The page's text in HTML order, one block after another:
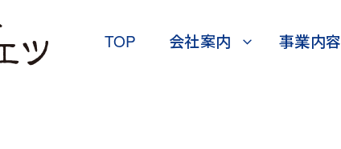
TOP 会社案内 事業内容